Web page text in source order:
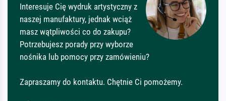
Interesuje Cię wydruk artystyczny z
naszej manufaktury, jednak wciąż
masz wątpliwości co do zakupu?
Potrzebujesz porady przy wyborze
nośnika lub pomocy przy zamówieniu?
Zapraszamy do kontaktu. Chętnie Ci pomożemy.